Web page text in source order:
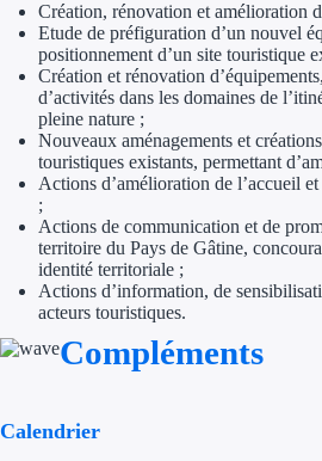
Création, rénovation et amélioration
Etude de préfiguration d’un nouvel
positionnement d’un site touristique
Création et rénovation
d’activités dans les domaines de
pleine nature ;
Nouveaux aménagements et
touristiques existants, permettant
Actions d’amélioration de l’accueil
;
Actions de communication et de
territoire du Pays de Gâtine,
identité territoriale ;
Actions d’information, de
acteurs touristiques.
Compléments
Calendrier